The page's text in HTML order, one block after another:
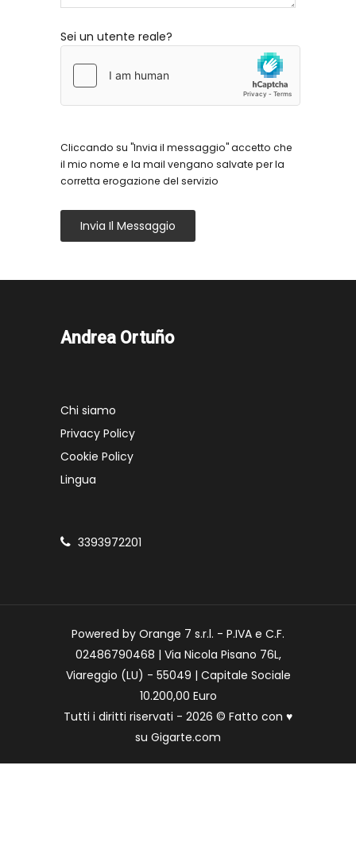
Sei un utente reale?
Cliccando su "Invia il messaggio" accetto che
il mio nome e la mail vengano salvate per la
corretta erogazione del servizio
Invia Il Messaggio
Andrea Ortuño
Chi siamo
Privacy Policy
Cookie Policy
Lingua
3393972201
Powered by Orange 7 s.r.l. - P.IVA e C.F.
02486790468 | Via Nicola Pisano 76L,
Viareggio (LU) - 55049 | Capitale Sociale
10.200,00 Euro
Tutti i diritti riservati - 2026 © Fatto con ♥
su Gigarte.com